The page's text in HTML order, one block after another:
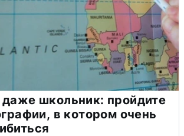
даже школьник: пройдите
в котором очень